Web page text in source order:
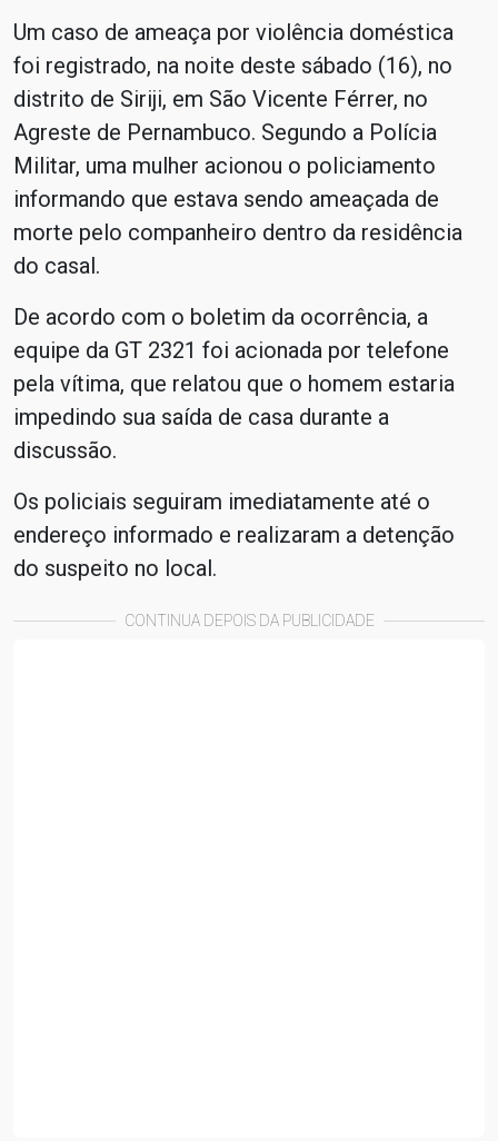
Um caso de ameaça por violência doméstica
foi registrado, na noite deste sábado (16), no
distrito de Siriji, em São Vicente Férrer, no
Agreste de Pernambuco. Segundo a Polícia
Militar, uma mulher acionou o policiamento
informando que estava sendo ameaçada de
morte pelo companheiro dentro da residência
do casal.
De acordo com o boletim da ocorrência, a
equipe da GT 2321 foi acionada por telefone
pela vítima, que relatou que o homem estaria
impedindo sua saída de casa durante a
discussão.
Os policiais seguiram imediatamente até o
endereço informado e realizaram a detenção
do suspeito no local.
CONTINUA DEPOIS DA PUBLICIDADE